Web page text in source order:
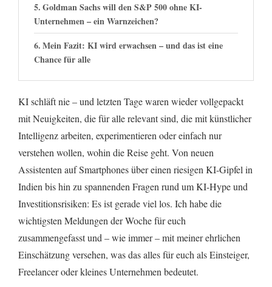
Goldman Sachs will den S&P 500 ohne KI-
Unternehmen – ein Warnzeichen?
Mein Fazit: KI wird erwachsen – und das ist eine
Chance für alle
KI schläft nie – und letzten Tage waren wieder vollgepackt
mit Neuigkeiten, die für alle relevant sind, die mit künstlicher
Intelligenz arbeiten, experimentieren oder einfach nur
verstehen wollen, wohin die Reise geht. Von neuen
Assistenten auf Smartphones über einen riesigen KI-Gipfel in
Indien bis hin zu spannenden Fragen rund um KI-Hype und
Investitionsrisiken: Es ist gerade viel los. Ich habe die
wichtigsten Meldungen der Woche für euch
zusammengefasst und – wie immer – mit meiner ehrlichen
Einschätzung versehen, was das alles für euch als Einsteiger,
Freelancer oder kleines Unternehmen bedeutet.